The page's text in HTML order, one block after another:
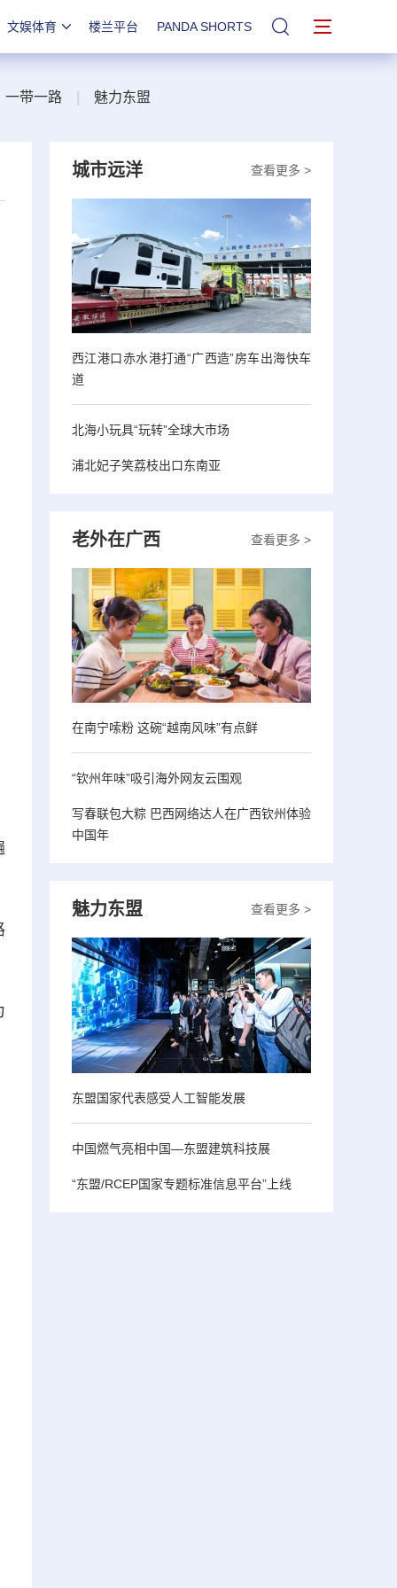
文娱体育 楼兰平台 PANDA SHORTS 站内搜索
一带一路 魅力东盟
查看更多 >
城市远洋
西江港口赤水港打通“广西造”房车出海快车
道
北海小玩具“玩转”全球大市场
浦北妃子笑荔枝出口东南亚
查看更多 >
老外在广西
在南宁嗦粉 这碗“越南风味”有点鲜
“钦州年味”吸引海外网友云围观
写春联包大粽 巴西网络达人在广西钦州体验
中国年
查看更多 >
魅力东盟
东盟国家代表感受人工智能发展
中国燃气亮相中国—东盟建筑科技展
“东盟/RCEP国家专题标准信息平台”上线